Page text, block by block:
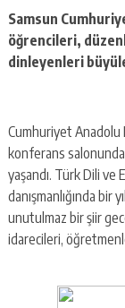
Samsun
öğrencileri,
dinleyenleri
Cumhuriyet Anadolu
konferans
yaşandı. Türk Dili ve
danışmanlığında bir
unutulmaz bir şiir
idarecileri,